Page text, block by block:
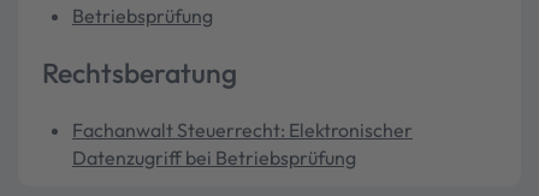
Betriebsprüfung
Rechtsberatung
Fachanwalt Steuerrecht: Elektronischer
Datenzugriff bei Betriebsprüfung